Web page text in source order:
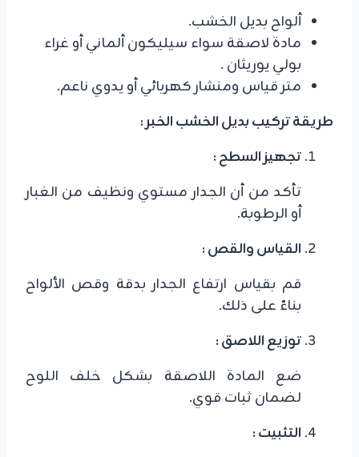
​ألواح بديل الخشب.
​مادة لاصقة سواء سيليكون ألماني أو غراء
بولي يوريثان .
​متر قياس ومنشار كهربائي أو يدوي ناعم.
​طريقة تركيب بديل الخشب الخبر :
تجهيز السطح :
تأكد من أن الجدار مستوي ونظيف من الغبار
أو الرطوبة.
​القياس والقص :
قم بقياس ارتفاع الجدار بدقة وقص الألواح
بناءً على ذلك.
​توزيع اللاصق :
ضع المادة اللاصقة بشكل خلف اللوح
لضمان ثبات قوي.
​التثبيت :